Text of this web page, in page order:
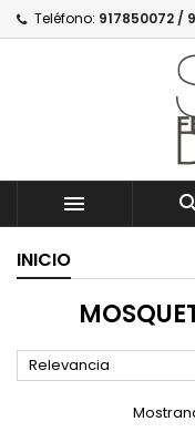
Teléfono: 917850072 /

INICIO
Relevancia